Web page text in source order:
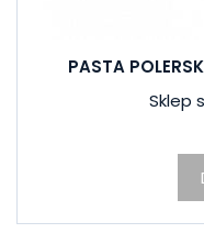
PASTA
Sklep